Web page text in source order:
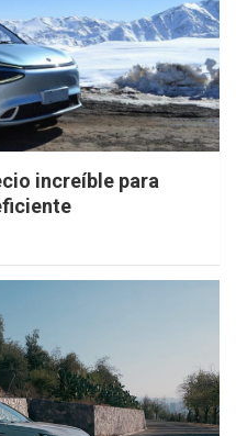
increíble para